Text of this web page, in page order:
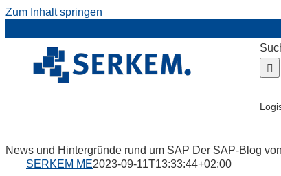
Zum Inhalt springen
News und Hintergründe rund um SAP Der SAP-Blog
SERKEM ME2023-09-11T13:33:44+02:00